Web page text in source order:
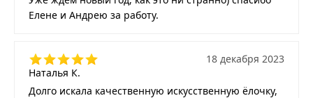
Елене и Андрею за работу.
Наталья К.
18 декабря 2023
Долго искала качественную искусственную ёлочку,